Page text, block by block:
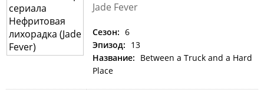
Jade Fever
Сезон: 6
Эпизод: 13
Название: Between a Truck and a Hard
Place